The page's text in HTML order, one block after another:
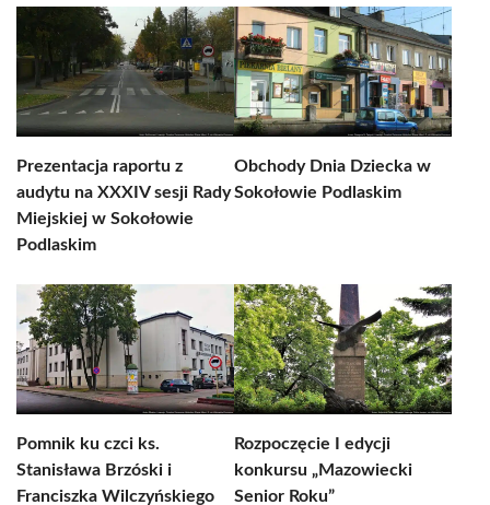
Prezentacja raportu z
audytu na XXXIV sesji Rady
Miejskiej w Sokołowie
Podlaskim
Obchody Dnia Dziecka w
Sokołowie Podlaskim
Pomnik ku czci ks.
Stanisława Brzóski i
Franciszka Wilczyńskiego
Rozpoczęcie I edycji
konkursu „Mazowiecki
Senior Roku”